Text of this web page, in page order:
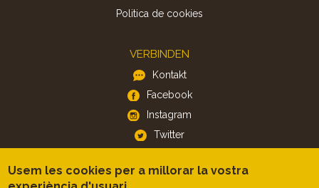
Politica de cookies
VERBINDEN
Kontakt
Facebook
Instagram
Twitter
APP
Usem les cookies per a millorar la vostra